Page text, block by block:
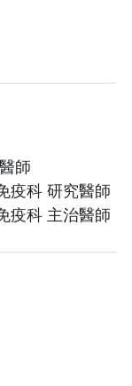
師
疫科 研究醫師
疫科 主治醫師